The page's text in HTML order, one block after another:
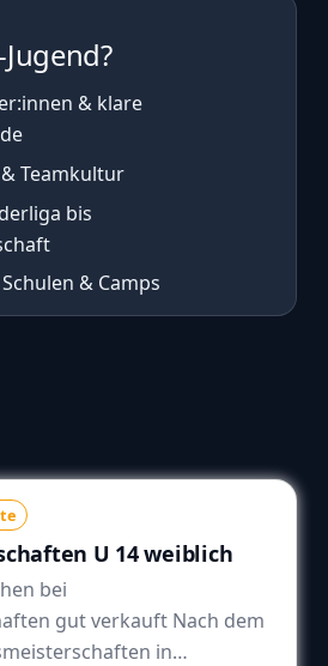
& klare
Teamkultur
bis
& Camps
U 14 weiblich
bei
gut verkauft Nach dem
in